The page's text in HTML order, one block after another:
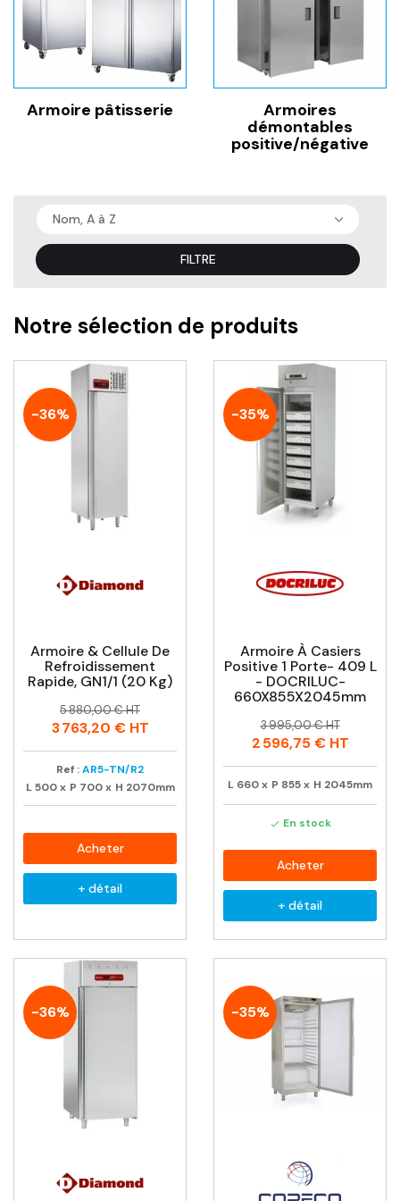
Armoire pâtisserie Armoires
démontables
positive/négative
Nom, A à Z
FILTRE
Notre sélection de produits
-36%
Armoire & Cellule De
Refroidissement
Rapide, GN1/1 (20 Kg)
Prix
Prix
habituel
5 880,00 € HT
3 763,20 €HT
Ref :AR5-TN/R2
L 500 x P 700 x H 2070mm
Acheter
+ détail
-35%
Armoire À Casiers
Positive 1 Porte- 409 L
- DOCRILUC-
660X855X2045mm
Prix
Prix
habituel
3 995,00 € HT
2 596,75 €HT
L 660x P 855x H 2045mm
 En stock
Acheter
+ détail
-36% -35%